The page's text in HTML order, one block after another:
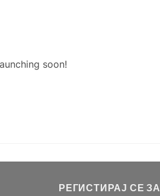
soon!
РЕГИСТИРАЈ СЕ ЗА